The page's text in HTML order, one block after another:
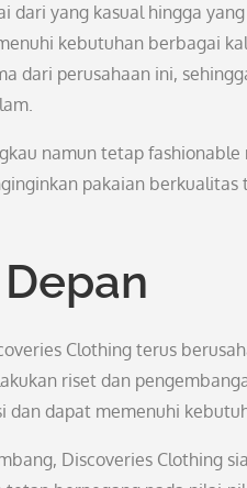
yang kasual hingga
kebutuhan berbagai
dari perusahaan ini,
namun tetap fashionable
pakaian berkualitas
Clothing terus
riset dan
dan dapat memenuhi
Discoveries Clothing